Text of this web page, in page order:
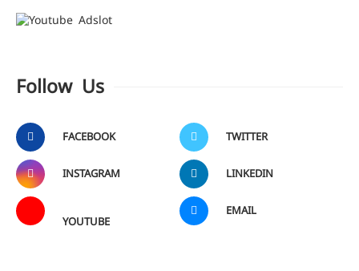
Follow Us
FACEBOOK TWITTER
INSTAGRAM LINKEDIN
YOUTUBE
EMAIL